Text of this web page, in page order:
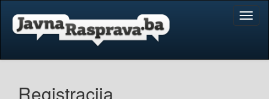
Registracija